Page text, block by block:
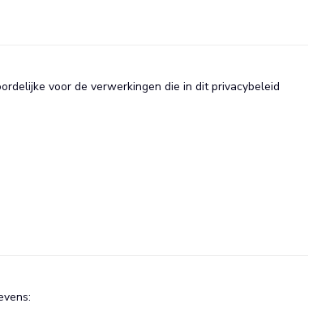
voor de verwerkingen die in dit privacybeleid